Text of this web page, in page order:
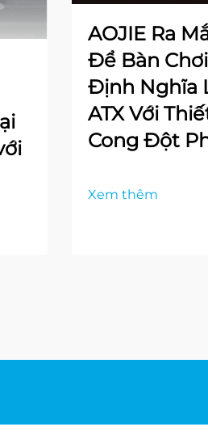
AOJIE Ra
Để Bàn
Định Nghĩa
ATX Với
Cong Đột
Xem thêm